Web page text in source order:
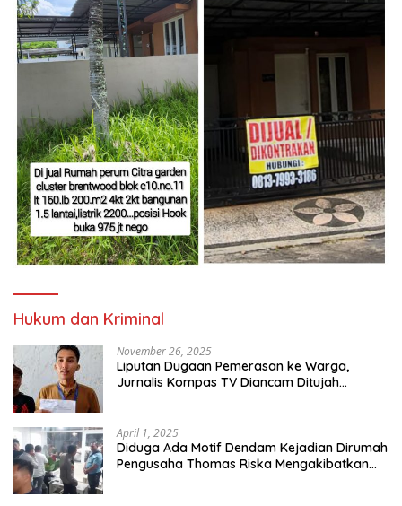
Hukum dan Kriminal
November 26, 2025
Liputan Dugaan Pemerasan ke Warga,
Jurnalis Kompas TV Diancam Ditujah
April 1, 2025
Diduga Ada Motif Dendam Kejadian Dirumah
Pengusaha Thomas Riska Mengakibatkan